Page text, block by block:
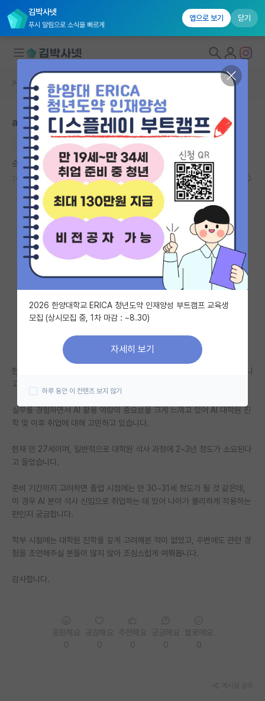
김박사넷
푸시 알림으로 소식을 빠르게
앱으로 보기 닫기
대학원생 모집
국내대학원 정보
연구실&오픈랩
커뮤니티
커뮤니티 홈
전체글보기
베스트 게시판
IF 명예의전당
자유 게시판(아무개랩)
미국 유학 게시판
미국 대학원 합격 후기 게시판
대학원생 모집 게시판
연구실(PI) 홍보 게시판
석박사 채용 정보 게시판
임용 정보 게시판
취업 게시판
PI 전용 게시판
커뮤니티 홈 취업 게시판
ai대학원 석사 취업 마지노선 나이가 어느정도인가요
순수한 막스 플랑크
2026.05.29 1 970
현재 IT 분야에서 약 2년 정 근무하고 있는 직장인입니다. (개발 직종은 아니
고 QA 입니다.)
실무를 경험하면서 AI 활용 역량의 중요성을 크게 느끼고 있어 AI 대학원 진
학 및 이후 취업에 대해 고민하고 있습니다.
현재 만 27세이며, 일반적으로 대학원 석사 과정에 2~3년 정도가 소요된다
고 들었습니다.
준비 기간까지 고려하면 졸업 시점에는 만 30~31세 정도가 될 것 같은데,
이 경우 AI 분야 석사 신입으로 취업하는 데 있어 나이가 불리하게 작용하는
편인지 궁금합니다.
학부 시절에는 대학원 진학을 깊게 고려해본 적이 없었고, 주변에도 관련 경
험을 조언해주실 분들이 많지 않아 조심스럽게 여쭤봅니다.
감사합니다.
2026 한양대학교 ERICA 청년도약 인재양성 부트캠프 교육생
모집 (상시모집 중, 1차 마감 : ~8.30)
자세히 보기
하루 동안 이 컨텐츠 보지 않기